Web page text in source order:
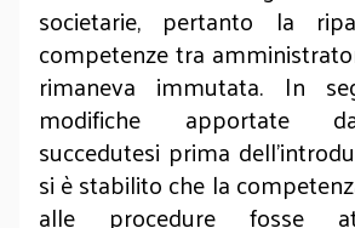
societarie, pertanto la
competenze tra
rimaneva immutata. In
modifiche apportate
succedutesi prima
si è stabilito che la
alle procedure fosse